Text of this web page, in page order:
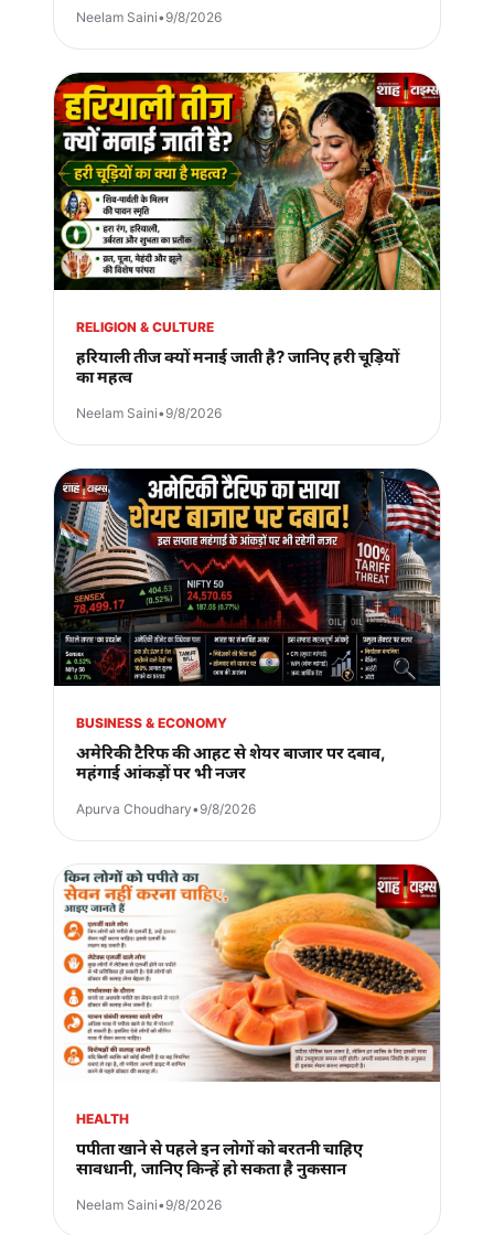
Neelam Saini•9/8/2026
RELIGION & CULTURE
हरियाली तीज क्यों मनाई जाती है? जानिए हरी चूड़ियों
का महत्व
Neelam Saini•9/8/2026
BUSINESS & ECONOMY
अमेरिकी टैरिफ की आहट से शेयर बाजार पर दबाव,
महंगाई आंकड़ों पर भी नजर
Apurva Choudhary•9/8/2026
HEALTH
पपीता खाने से पहले इन लोगों को बरतनी चाहिए
सावधानी, जानिए किन्हें हो सकता है नुकसान
Neelam Saini•9/8/2026